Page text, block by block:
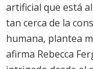
artificial que está
tan cerca de la
humana, plantea
afirma Rebecca